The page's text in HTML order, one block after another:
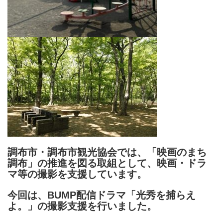
調布市・調布市観光協会では、「映画のまち
調布」の推進を図る取組として、映画・ドラ
マ等の撮影を支援しています。
今回は、BUMP配信ドラマ「光秀を捕らえ
よ。」の撮影支援を行いました。